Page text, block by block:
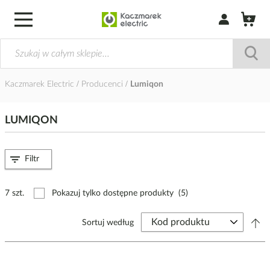
Zaloguj się /
Kaczmarek Electric Producenci Lumiqon
LUMIQON
7 szt. Pokazuj tylko dostępne produkty (5)
Sortuj według
Filtr